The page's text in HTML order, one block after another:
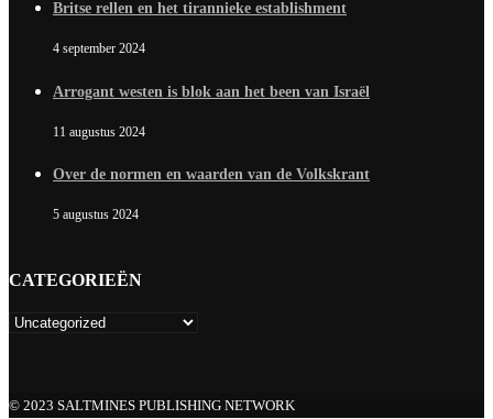
Britse rellen en het tirannieke establishment
4 september 2024
Arrogant westen is blok aan het been van Israël
11 augustus 2024
Over de normen en waarden van de Volkskrant
5 augustus 2024
CATEGORIEËN
© 2023 SALTMINES PUBLISHING NETWORK